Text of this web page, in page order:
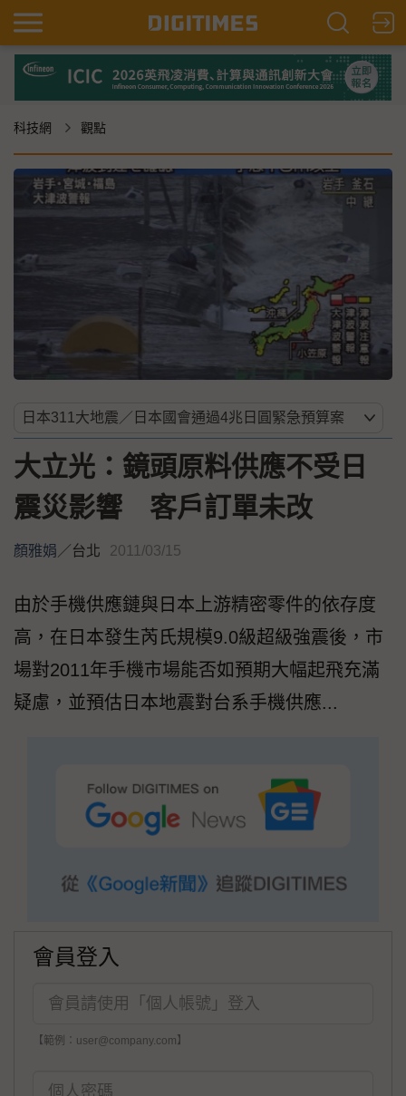
科技網 觀點
大立光：鏡頭原料供應不受日
震災影響 客戶訂單未改
顏雅娟 ／台北 2011/03/15
由於手機供應鏈與日本上游精密零件的依存度
高，在日本發生芮氏規模9.0級超級強震後，市
場對2011年手機市場能否如預期大幅起飛充滿
疑慮，並預估日本地震對台系手機供應...
會員登入
【範例：user@company.com】